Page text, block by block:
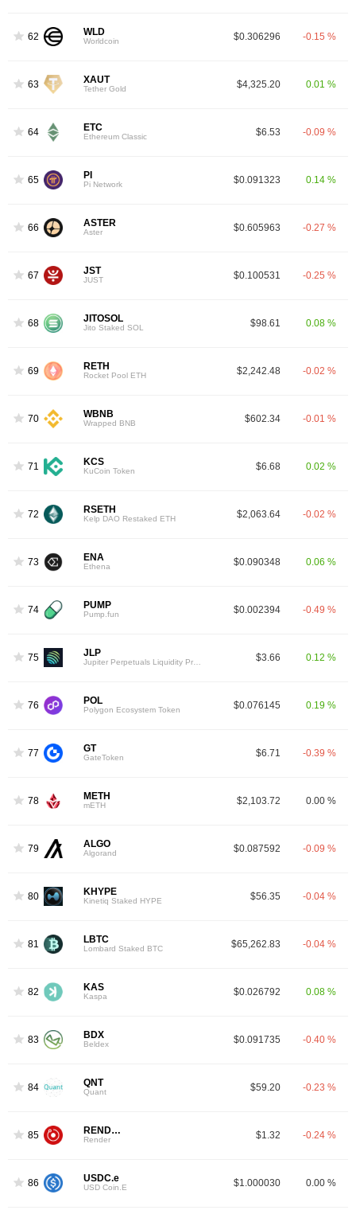
62 WLD
Worldcoin $0.306296 -0.15 %
63 XAUT
Tether Gold $4,325.20 0.01 %
64 ETC
Ethereum Classic $6.53 -0.09 %
65 PI
Pi Network $0.091323 0.14 %
66 ASTER
Aster $0.605963 -0.27 %
67 JST
JUST $0.100531 -0.25 %
68 JITOSOL
Jito Staked SOL $98.61 0.08 %
69 RETH
Rocket Pool ETH $2,242.48 -0.02 %
70 WBNB
Wrapped BNB $602.34 -0.01 %
71 KCS
KuCoin Token $6.68 0.02 %
72 RSETH
Kelp DAO Restaked ETH $2,063.64 -0.02 %
73 ENA
Ethena $0.090348 0.06 %
74 PUMP
Pump.fun $0.002394 -0.49 %
75 JLP $3.66 0.12 %
76 POL
Polygon Ecosystem Token $0.076145 0.19 %
77 GT
GateToken $6.71 -0.39 %
78 METH
mETH $2,103.72 0.00 %
79 ALGO
Algorand $0.087592 -0.09 %
80 KHYPE
Kinetiq Staked HYPE $56.35 -0.04 %
81 LBTC
Lombard Staked BTC $65,262.83 -0.04 %
82 KAS
Kaspa $0.026792 0.08 %
83 BDX
Beldex $0.091735 -0.40 %
84 QNT
Quant $59.20 -0.23 %
85 RENDER
Render $1.32 -0.24 %
86 USDC.e
USD Coin.E $1.000030 0.00 %